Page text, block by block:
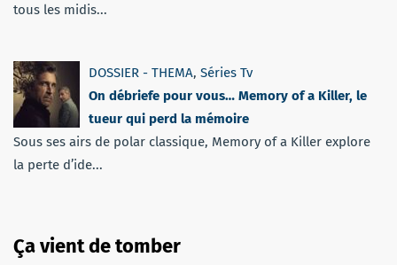
tous les midis...
DOSSIER - THEMA, Séries Tv
On débriefe pour vous… Memory of a Killer, le
tueur qui perd la mémoire
Sous ses airs de polar classique, Memory of a Killer explore
la perte d’ide...
Ça vient de tomber